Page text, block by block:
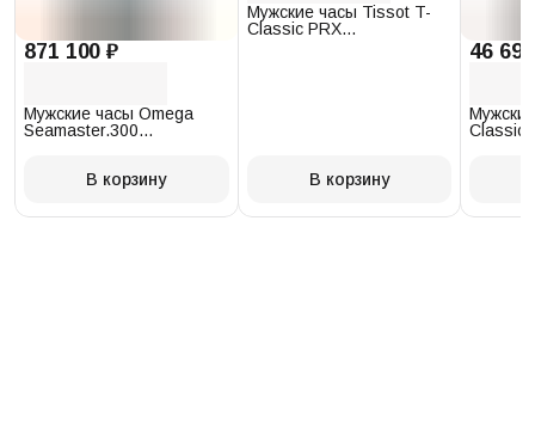
871 100 ₽
Мужские часы Omega
Seamaster.300
В корзину
Мужские часы Tissot T-
Classic PRX
В корзину
46
Classic